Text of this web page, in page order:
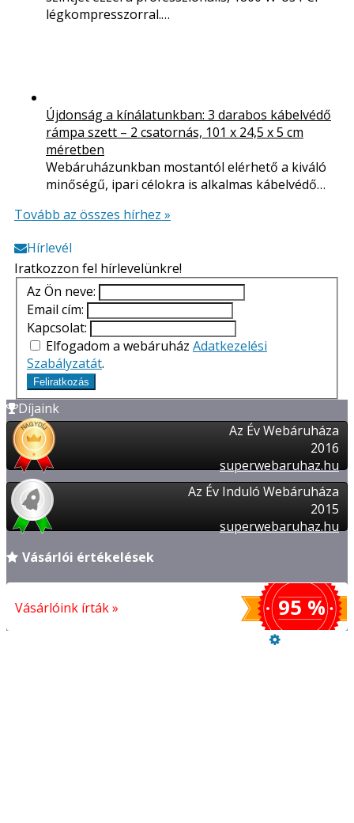
légkompresszorral.…
Újdonság a kínálatunkban: 3 darabos kábelvédő
rámpa szett – 2 csatornás, 101 x 24,5 x 5 cm
méretben
Webáruházunkban mostantól elérhető a kiváló
minőségű, ipari célokra is alkalmas kábelvédő…
Tovább az összes hírhez »
Hírlevél
Iratkozzon fel hírlevelünkre!
Az Ön neve:
Email cím:
Kapcsolat:
Elfogadom a webáruház Adatkezelési
Szabályzatát.
Feliratkozás
Díjaink
Az Év Webáruháza
2016
superwebaruhaz.hu
Az Év Induló Webáruháza
2015
superwebaruhaz.hu
Vásárlói értékelések
Vásárlóink írták » 95 %